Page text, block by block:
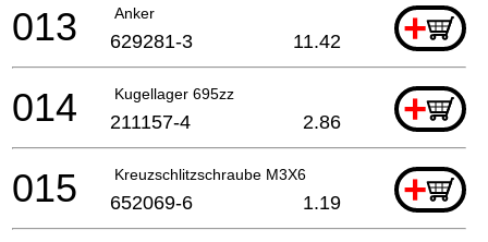
Anker +
013 629281-3 11.42
Kugellager 695zz +
014 211157-4 2.86
Kreuzschlitzschraube M3X6 +
015 652069-6 1.19